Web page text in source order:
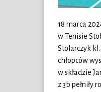
18 marca
w Tenisie
Stolarczyk
chłopców
w składzie
z 3b pełniły